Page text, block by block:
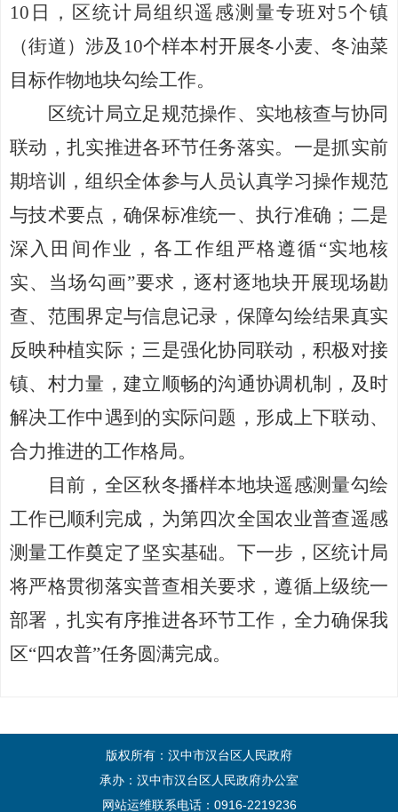
10日，区统计局组织遥感测量专班对5个镇
（街道）涉及10个样本村开展冬小麦、冬油菜
目标作物地块勾绘工作。
区统计局立足规范操作、实地核查与协同
联动，扎实推进各环节任务落实。一是抓实前
期培训，组织全体参与人员认真学习操作规范
与技术要点，确保标准统一、执行准确；二是
深入田间作业，各工作组严格遵循“实地核
实、当场勾画”要求，逐村逐地块开展现场勘
查、范围界定与信息记录，保障勾绘结果真实
反映种植实际；三是强化协同联动，积极对接
镇、村力量，建立顺畅的沟通协调机制，及时
解决工作中遇到的实际问题，形成上下联动、
合力推进的工作格局。
目前，全区秋冬播样本地块遥感测量勾绘
工作已顺利完成，为第四次全国农业普查遥感
测量工作奠定了坚实基础。下一步，区统计局
将严格贯彻落实普查相关要求，遵循上级统一
部署，扎实有序推进各环节工作，全力确保我
区“四农普”任务圆满完成。
版权所有：汉中市汉台区人民政府
承办：汉中市汉台区人民政府办公室
网站运维联系电话：0916-2219236